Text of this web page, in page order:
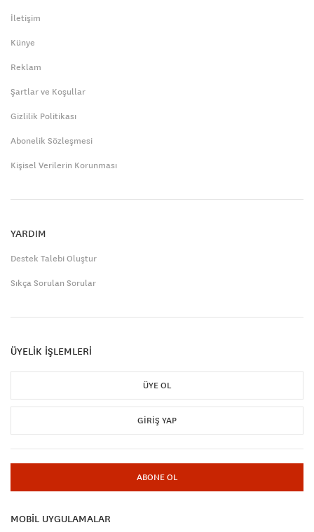
İletişim
Künye
Reklam
Şartlar ve Koşullar
Gizlilik Politikası
Abonelik Sözleşmesi
Kişisel Verilerin Korunması
YARDIM
Destek Talebi Oluştur
Sıkça Sorulan Sorular
ÜYELİK İŞLEMLERİ
ÜYE OL
GIRIŞ YAP
ABONE OL
MOBİL UYGULAMALAR